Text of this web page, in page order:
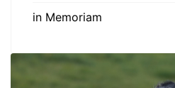
in Memoriam